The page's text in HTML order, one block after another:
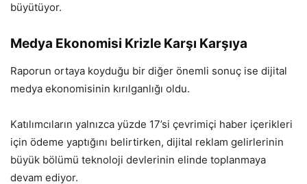
büyütüyor.
Medya Ekonomisi Krizle Karşı Karşıya
Raporun ortaya koyduğu bir diğer önemli sonuç ise dijital
medya ekonomisinin kırılganlığı oldu.
Katılımcıların yalnızca yüzde 17’si çevrimiçi haber içerikleri
için ödeme yaptığını belirtirken, dijital reklam gelirlerinin
büyük bölümü teknoloji devlerinin elinde toplanmaya
devam ediyor.